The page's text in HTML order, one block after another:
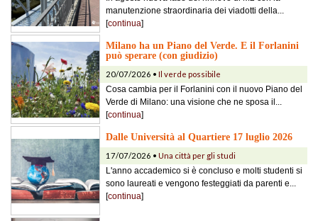
manutenzione straordinaria dei viadotti della...
[continua]
Milano ha un Piano del Verde. E il Forlanini
può sperare (con giudizio)
20/07/2026 • Il verde possibile
Cosa cambia per il Forlanini con il nuovo Piano del
Verde di Milano: una visione che ne sposa il...
[continua]
Dalle Università al Quartiere 17 luglio 2026
17/07/2026 • Una città per gli studi
L'anno accademico si è concluso e molti studenti si
sono laureati e vengono festeggiati da parenti e...
[continua]